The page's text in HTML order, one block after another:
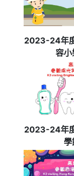
2023-24年
容小
2023-24年
學